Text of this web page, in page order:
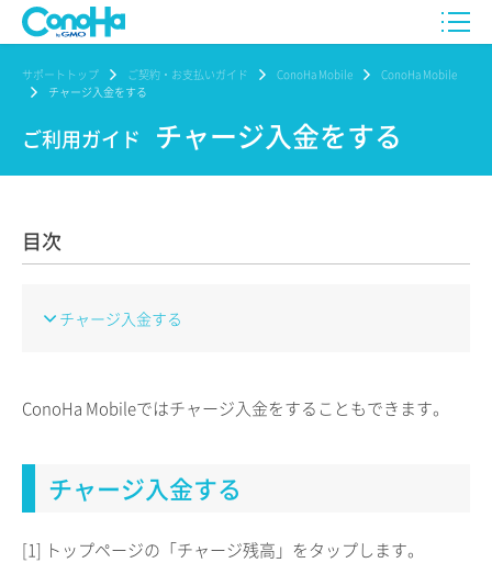
サポートトップ ご契約・お支払いガイド ConoHa Mobile
ConoHa Mobile
チャージ入金をする
ご利用ガイド チャージ入金をする
目次
チャージ入金する
ConoHa Mobileではチャージ入金をすることもできます。
チャージ入金する
[1] トップページの「チャージ残高」をタップします。